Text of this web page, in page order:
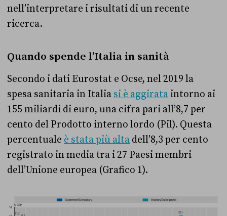
nell’interpretare i risultati di un recente
ricerca.
Quando spende l’Italia in sanità
Secondo i dati Eurostat e Ocse, nel 2019 la
spesa sanitaria in Italia si è aggirata intorno ai
155 miliardi di euro, una cifra pari all’8,7 per
cento del Prodotto interno lordo (Pil). Questa
percentuale è stata più alta dell’8,3 per cento
registrato in media tra i 27 Paesi membri
dell’Unione europea (Grafico 1).